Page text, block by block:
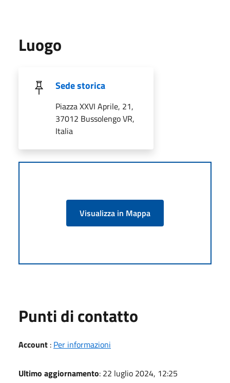
Luogo
Sede storica
Piazza XXVI Aprile, 21,
37012 Bussolengo VR,
Italia
Visualizza in Mappa
Punti di contatto
Account : Per informazioni
Ultimo aggiornamento: 22 luglio 2024, 12:25